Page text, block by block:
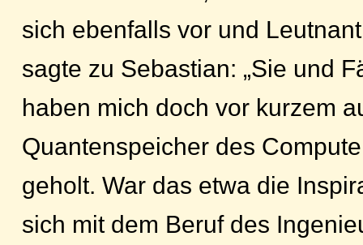
sich ebenfalls vor und
sagte zu Sebastian: „Sie und
haben mich doch vor kurzem
Quantenspeicher des
geholt. War das etwa die
sich mit dem Beruf des